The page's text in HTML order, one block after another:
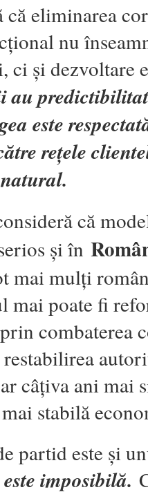
eliminarea
nu
ci și dezvoltare
au
este
rețele
că
și în
mai mulți
mai poate fi
combaterea
câțiva ani mai
stabilă
partid este și
imposibilă.